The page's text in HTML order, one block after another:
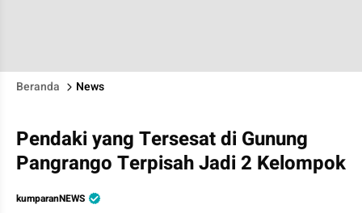
Beranda News
Pendaki yang Tersesat di Gunung
Pangrango Terpisah Jadi 2 Kelompok
kumparanNEWS